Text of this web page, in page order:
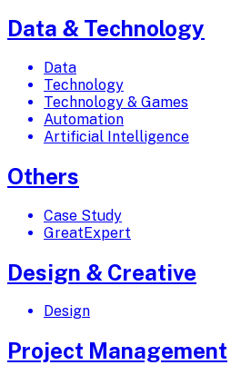
Data & Technology
Data
Technology
Technology & Games
Automation
Artificial Intelligence
Others
Case Study
GreatExpert
Design & Creative
Design
Project Management